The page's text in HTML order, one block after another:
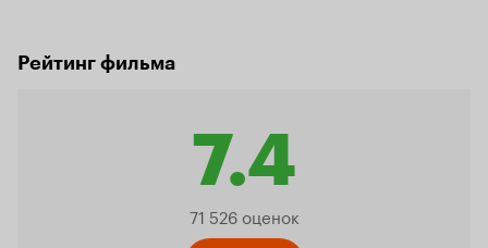
Рейтинг фильма
7.4
Рейтинг
71 526 оценок